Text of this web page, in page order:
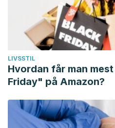
LIVSSTIL
Hvordan får man
Friday" på Amazon?